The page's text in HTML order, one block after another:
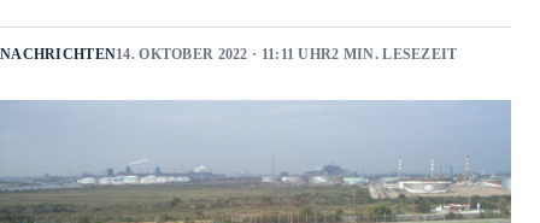
NACHRICHTEN14. OKTOBER 2022 · 11:11 UHR2 MIN. LESEZEIT